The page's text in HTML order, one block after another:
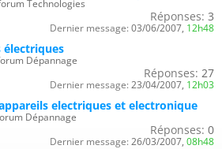
Technologies
Réponses: 3
Dernier message: 03/06/2007, 12h48
électriques
Dépannage
Réponses: 27
Dernier message: 23/04/2007, 12h03
electriques et electronique
Dépannage
Réponses: 0
Dernier message: 26/03/2007, 08h48